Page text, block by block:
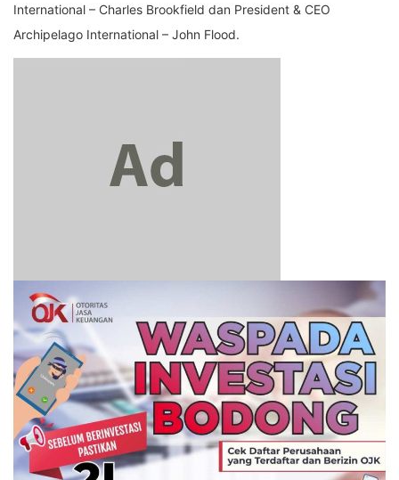
International – Charles Brookfield dan President & CEO
Archipelago International – John Flood.